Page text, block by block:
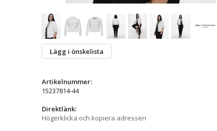
Lägg i önskelista
Artikelnummer:
15237814-44
Direktlänk:
Högerklicka och kopiera adressen